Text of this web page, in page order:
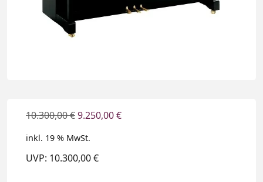
10.300,00€9.250,00€
inkl. 19 % MwSt.
UVP: 10.300,00 €